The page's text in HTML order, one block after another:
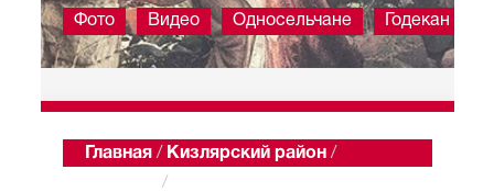
Фото Видео Односельчане Годекан
Главная / Кизлярский район /
/